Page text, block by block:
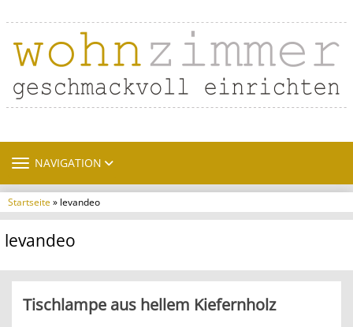
TOGGLE NAVIGATION
NAVIGATION
Startseite» levandeo
levandeo
Tischlampe aus hellem Kiefernholz